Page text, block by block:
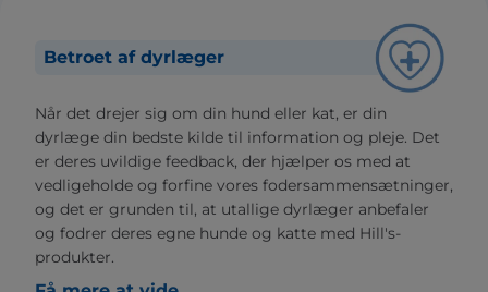
Betroet af dyrlæger
Når det drejer sig om din hund eller kat, er din
dyrlæge din bedste kilde til information og pleje. Det
er deres uvildige feedback, der hjælper os med at
vedligeholde og forfine vores fodersammensætninger,
og det er grunden til, at utallige dyrlæger anbefaler
og fodrer deres egne hunde og katte med Hill's-
produkter.